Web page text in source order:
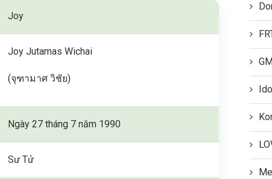
Joy
Joy Jutamas Wichai
(จุฑามาศ วิชัย)
Ngày 27 tháng 7 năm 1990
Sư Tử